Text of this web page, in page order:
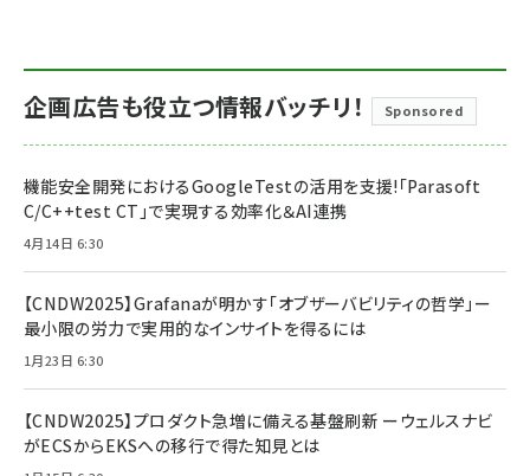
企画広告も役立つ情報バッチリ！ Sponsored
機能安全開発におけるGoogleTestの活用を支援!「Parasoft
C/C++test CT」で実現する効率化＆AI連携
4月14日 6:30
【CNDW2025】Grafanaが明かす「オブザーバビリティの哲学」ー
最小限の労力で実用的なインサイトを得るには
1月23日 6:30
【CNDW2025】プロダクト急増に備える基盤刷新 ーウェルスナビ
がECSからEKSへの移行で得た知見とは